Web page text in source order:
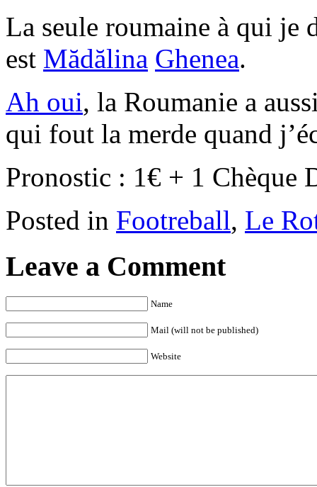
La seule roumaine à qui je
est Mădălina Ghenea.
Ah oui, la Roumanie a
qui fout la merde quand
Pronostic : 1€ + 1 Chèque
Posted in Footreball, Le
Leave a Comment
Name
Mail (will not be published)
Website